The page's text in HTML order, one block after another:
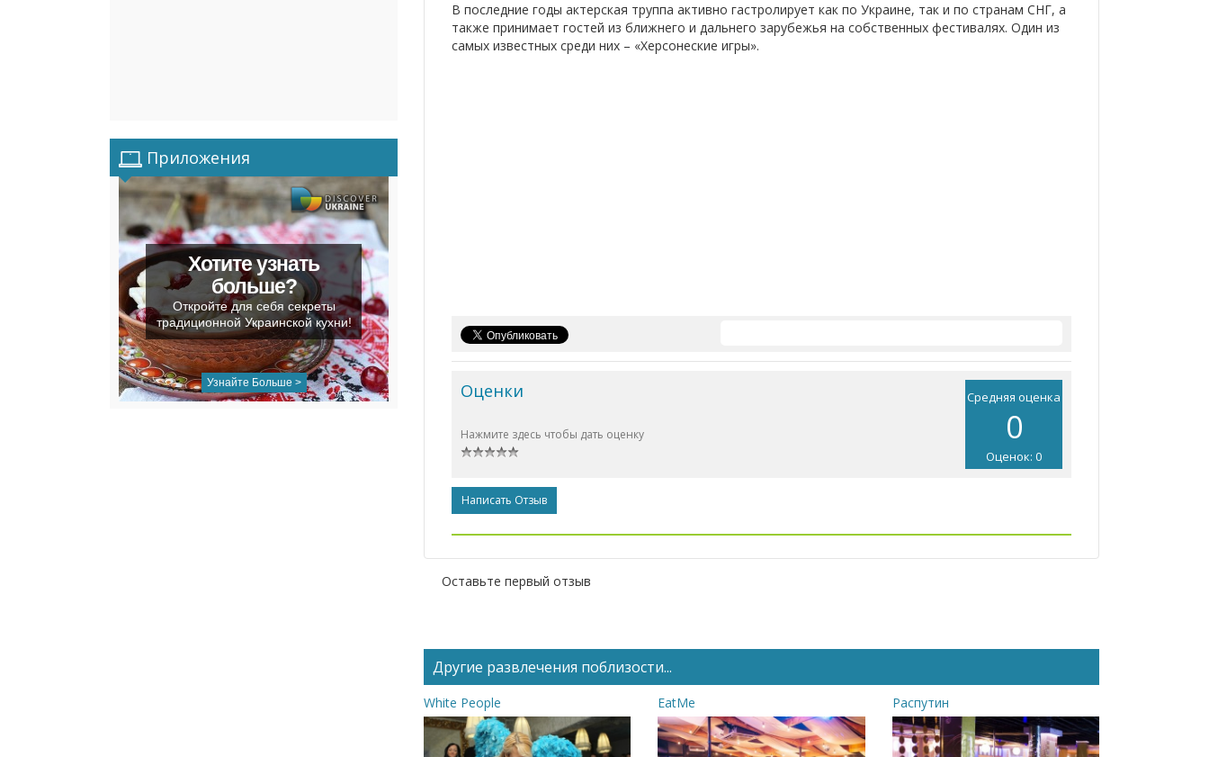
Приложения
Хотите узнать
больше?
Откройте для себя секреты
традиционной Украинской кухни!
Узнайте Больше >
В последние годы актерская труппа активно гастролирует как по Украине, так и по странам СНГ, а
также принимает гостей из ближнего и дальнего зарубежья на собственных фестивалях. Один из
самых известных среди них – «Херсонеские игры».
Средняя оценка
0
Оценок: 0
Оценки
Нажмите здесь чтобы дать оценку
Написать Отзыв
Оставьте первый отзыв
Другие развлечения поблизости...
White People EatMe Распутин